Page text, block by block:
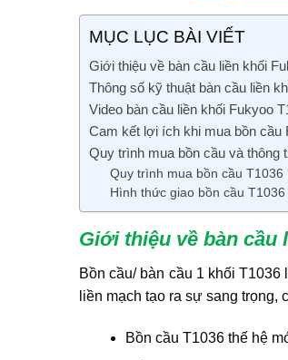
MỤC LỤC BÀI VIẾT
Giới thiệu về bàn cầu liền khối
Thông số kỹ thuật bàn cầu liền
Video bàn cầu liền khối Fukyoo
Cam kết lợi ích khi mua bồn cầu
Quy trình mua bồn cầu và thông
Quy trình mua bồn cầu T1036
Hình thức giao bồn cầu
Giới thiệu về bàn cầu
Bồn cầu/ bàn cầu 1 khối
liền mạch tạo ra sự sang
Bồn cầu T1036 thế hệ